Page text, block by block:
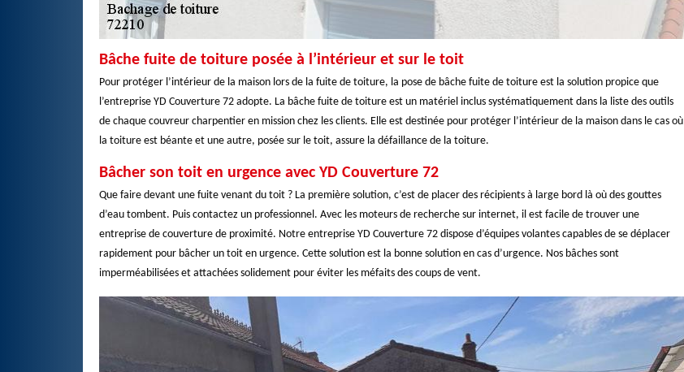
Bâche fuite de toiture posée à l’intérieur et sur le toit
Pour protéger l’intérieur de la maison lors de la fuite de toiture, la pose de bâche fuite de toiture est la solution propice que
l’entreprise YD Couverture 72 adopte. La bâche fuite de toiture est un matériel inclus systématiquement dans la liste des outils
de chaque couvreur charpentier en mission chez les clients. Elle est destinée pour protéger l’intérieur de la maison dans le cas où
la toiture est béante et une autre, posée sur le toit, assure la défaillance de la toiture.
Bâcher son toit en urgence avec YD Couverture 72
Que faire devant une fuite venant du toit ? La première solution, c’est de placer des récipients à large bord là où des gouttes
d’eau tombent. Puis contactez un professionnel. Avec les moteurs de recherche sur internet, il est facile de trouver une
entreprise de couverture de proximité. Notre entreprise YD Couverture 72 dispose d’équipes volantes capables de se déplacer
rapidement pour bâcher un toit en urgence. Cette solution est la bonne solution en cas d’urgence. Nos bâches sont
imperméabilisées et attachées solidement pour éviter les méfaits des coups de vent.